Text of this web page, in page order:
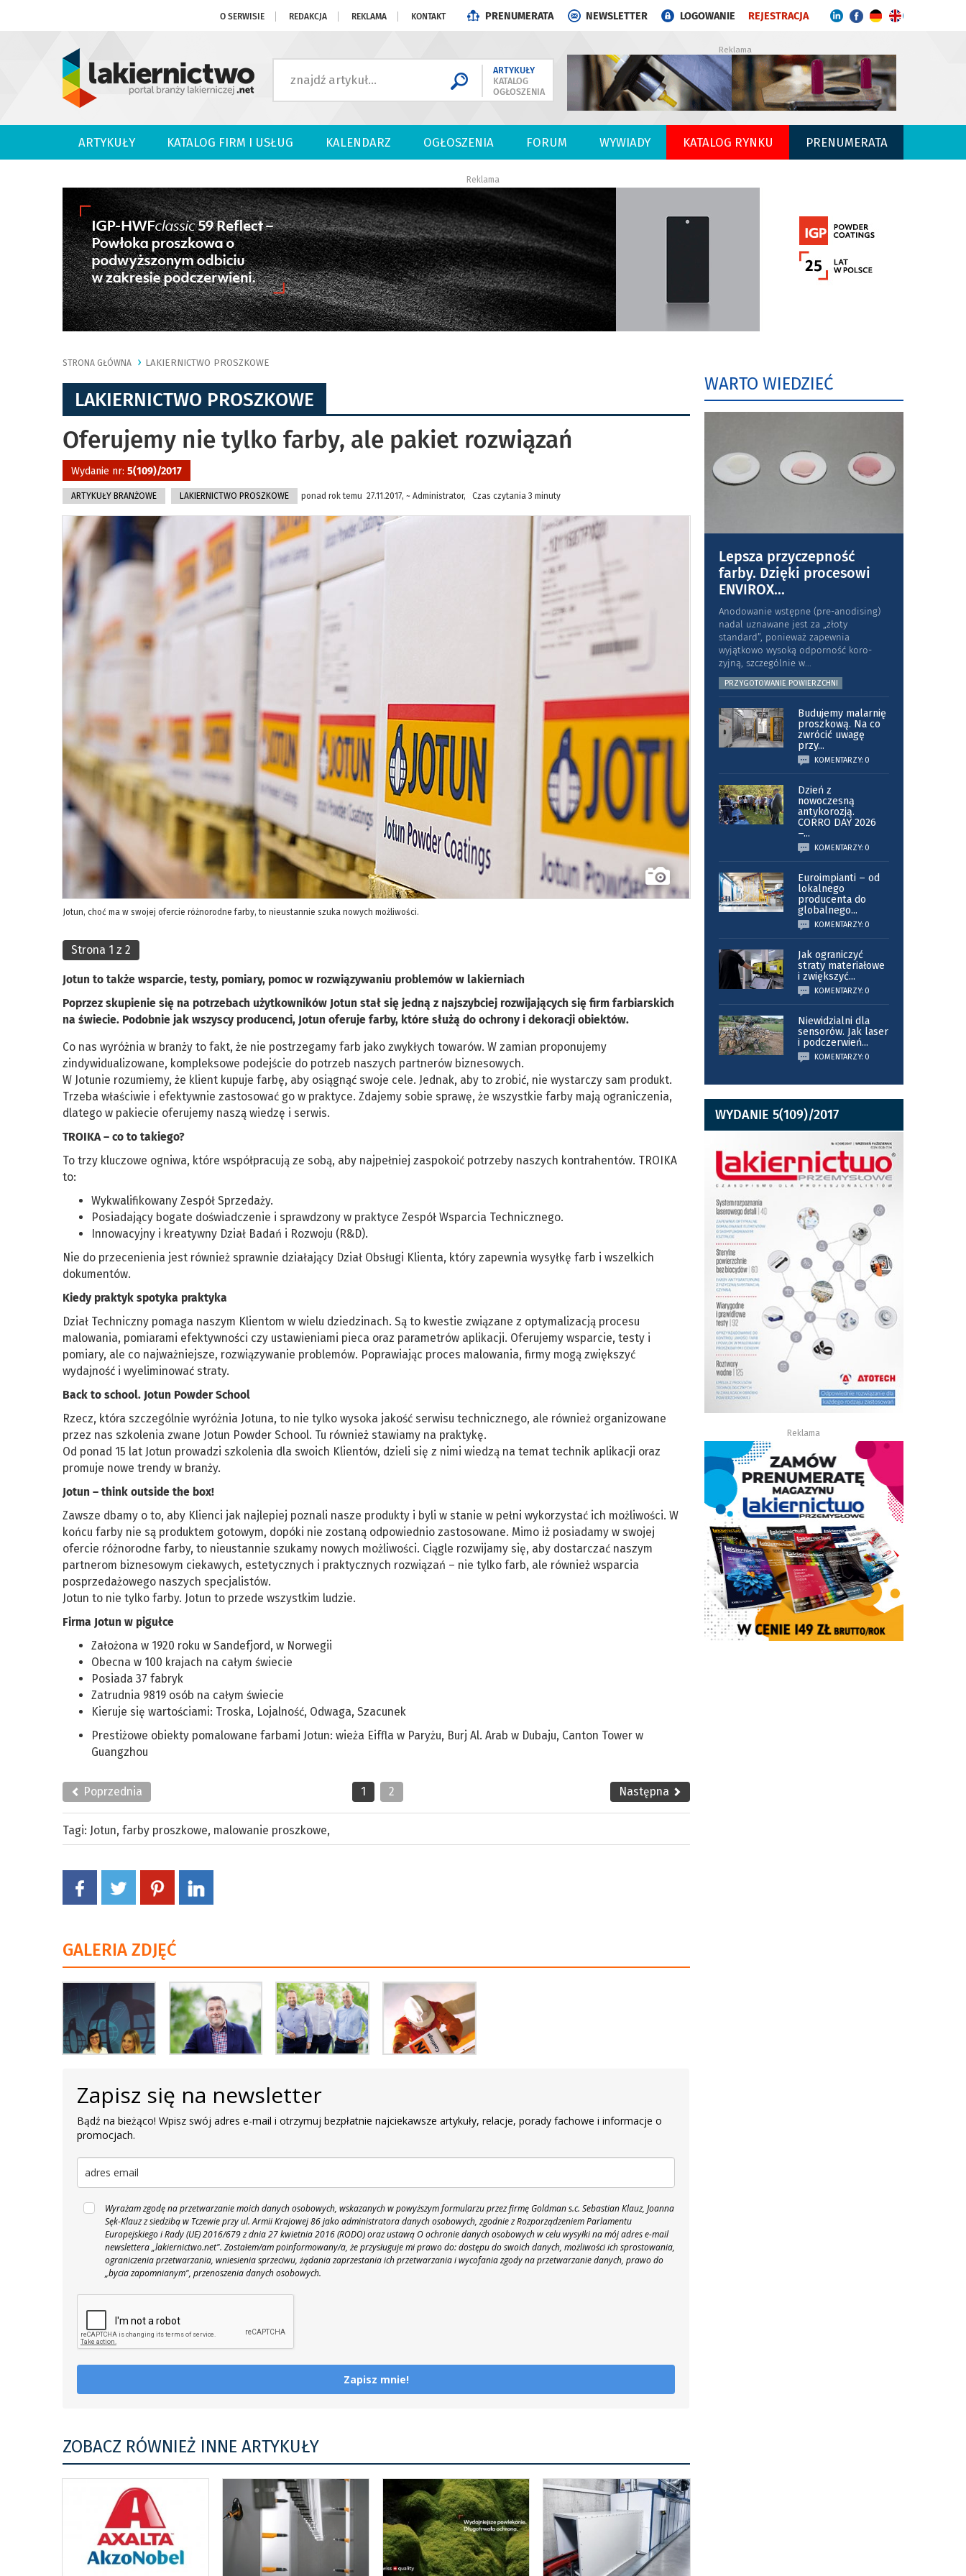
O SERWISIE REDAKCJA REKLAMA KONTAKT PRENUMERATA NEWSLETTER LOGOWANIE REJESTRACJA
ARTYKUŁY
KATALOG
OGŁOSZENIA
Reklama
ARTYKUŁY KATALOG FIRM I USŁUG KALENDARZ OGŁOSZENIA FORUM WYWIADY KATALOG RYNKU PRENUMERATA
Reklama
STRONA GŁÓWNA LAKIERNICTWO PROSZKOWE
LAKIERNICTWO PROSZKOWE
Oferujemy nie tylko farby, ale pakiet rozwiązań
Wydanie nr: 5(109)/2017
ARTYKUŁY BRANŻOWE LAKIERNICTWO PROSZKOWE ponad rok temu 27.11.2017, ~ Administrator, Czas czytania 3 minuty
Jotun, choć ma w swojej ofercie różnorodne farby, to nieustannie szuka nowych możliwości.
Strona 1 z 2
Jotun to także wsparcie, testy, pomiary, pomoc w rozwiązywaniu problemów w lakierniach
Poprzez skupienie się na potrzebach użytkowników Jotun stał się jedną z najszybciej rozwijających się firm farbiarskich
na świecie. Podobnie jak wszyscy producenci, Jotun oferuje farby, które służą do ochrony i dekoracji obiektów.
Co nas wyróżnia w branży to fakt, że nie postrzegamy farb jako zwykłych towarów. W zamian proponujemy
zindywidualizowane, kompleksowe podejście do potrzeb naszych partnerów biznesowych.
W Jotunie rozumiemy, że klient kupuje farbę, aby osiągnąć swoje cele. Jednak, aby to zrobić, nie wystarczy sam produkt.
Trzeba właściwie i efektywnie zastosować go w praktyce. Zdajemy sobie sprawę, że wszystkie farby mają ograniczenia,
dlatego w pakiecie oferujemy naszą wiedzę i serwis.
TROIKA – co to takiego?
To trzy kluczowe ogniwa, które współpracują ze sobą, aby najpełniej zaspokoić potrzeby naszych kontrahentów. TROIKA
to:
Wykwalifikowany Zespół Sprzedaży.
Posiadający bogate doświadczenie i sprawdzony w praktyce Zespół Wsparcia Technicznego.
Innowacyjny i kreatywny Dział Badań i Rozwoju (R&D).
Nie do przecenienia jest również sprawnie działający Dział Obsługi Klienta, który zapewnia wysyłkę farb i wszelkich
dokumentów.
Kiedy praktyk spotyka praktyka
Dział Techniczny pomaga naszym Klientom w wielu dziedzinach. Są to kwestie związane z optymalizacją procesu
malowania, pomiarami efektywności czy ustawieniami pieca oraz parametrów aplikacji. Oferujemy wsparcie, testy i
pomiary, ale co najważniejsze, rozwiązywanie problemów. Poprawiając proces malowania, firmy mogą zwiększyć
wydajność i wyeliminować straty.
Back to school. Jotun Powder School
Rzecz, która szczególnie wyróżnia Jotuna, to nie tylko wysoka jakość serwisu technicznego, ale również organizowane
przez nas szkolenia zwane Jotun Powder School. Tu również stawiamy na praktykę.
Od ponad 15 lat Jotun prowadzi szkolenia dla swoich Klientów, dzieli się z nimi wiedzą na temat technik aplikacji oraz
promuje nowe trendy w branży.
Jotun – think outside the box!
Zawsze dbamy o to, aby Klienci jak najlepiej poznali nasze produkty i byli w stanie w pełni wykorzystać ich możliwości. W
końcu farby nie są produktem gotowym, dopóki nie zostaną odpowiednio zastosowane. Mimo iż posiadamy w swojej
ofercie różnorodne farby, to nieustannie szukamy nowych możliwości. Ciągle rozwijamy się, aby dostarczać naszym
partnerom biznesowym ciekawych, estetycznych i praktycznych rozwiązań – nie tylko farb, ale również wsparcia
posprzedażowego naszych specjalistów.
Jotun to nie tylko farby. Jotun to przede wszystkim ludzie.
Firma Jotun w pigułce
Założona w 1920 roku w Sandefjord, w Norwegii
Obecna w 100 krajach na całym świecie
Posiada 37 fabryk
Zatrudnia 9819 osób na całym świecie
Kieruje się wartościami: Troska, Lojalność, Odwaga, Szacunek
Prestiżowe obiekty pomalowane farbami Jotun: wieża Eiffla w Paryżu, Burj Al. Arab w Dubaju, Canton Tower w
Guangzhou
Poprzednia 1 2 Następna
Tagi: Jotun, farby proszkowe, malowanie proszkowe,
GALERIA ZDJĘĆ
Zapisz się na newsletter
Bądź na bieżąco! Wpisz swój adres e-mail i otrzymuj bezpłatnie najciekawsze artykuły, relacje, porady fachowe i informacje o
promocjach.
Wyrażam zgodę na przetwarzanie moich danych osobowych, wskazanych w powyższym formularzu przez firmę Goldman s.c. Sebastian Klauz, Joanna
Sęk-Klauz z siedzibą w Tczewie przy ul. Armii Krajowej 86 jako administratora danych osobowych, zgodnie z Rozporządzeniem Parlamentu
Europejskiego i Rady (UE) 2016/679 z dnia 27 kwietnia 2016 (RODO) oraz ustawą O ochronie danych osobowych w celu wysyłki na mój adres e-mail
newslettera „lakiernictwo.net". Zostałem/am poinformowany/a, że przysługuje mi prawo do: dostępu do swoich danych, możliwości ich sprostowania,
ograniczenia przetwarzania, wniesienia sprzeciwu, żądania zaprzestania ich przetwarzania i wycofania zgody na przetwarzanie danych, prawo do
„bycia zapomnianym", przenoszenia danych osobowych.
Zapisz mnie!
ZOBACZ RÓWNIEŻ INNE ARTYKUŁY
WARTO WIEDZIEĆ
Lepsza przyczepność
farby. Dzięki procesowi
ENVIROX...
Anodowanie wstępne (pre-anodising)
nadal uznawane jest za „złoty
standard”, ponieważ zapewnia
wyjątkowo wysoką odporność koro­
zyjną, szczególnie w...
PRZYGOTOWANIE POWIERZCHNI
Budujemy malarnię
proszkową. Na co
zwrócić uwagę
przy...
KOMENTARZY: 0
Dzień z
nowoczesną
antykorozją.
CORRO DAY 2026
–...
KOMENTARZY: 0
Euroimpianti – od
lokalnego
producenta do
globalnego...
KOMENTARZY: 0
Jak ograniczyć
straty materiałowe
i zwiększyć...
KOMENTARZY: 0
Niewidzialni dla
sensorów. Jak laser
i podczerwień...
KOMENTARZY: 0
WYDANIE 5(109)/2017
Reklama